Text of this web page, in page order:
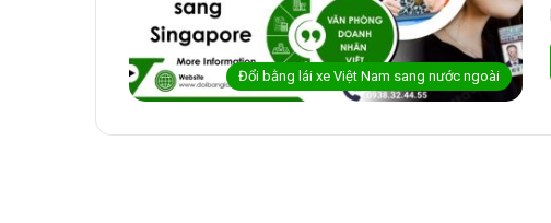
Đổi bằng lái xe Việt Nam sang nước ngoài